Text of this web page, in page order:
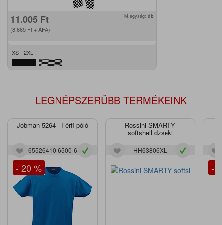
11.005 Ft
(8.665 Ft + ÁFA)
M.egység: db
XS - 2XL
LEGNÉPSZERŰBB TERMÉKEINK
Jobman 5264 - Férfi póló
65526410-6500-6
- 20 %
Rossini SMARTY
softshell dzseki
HH63806XL
-